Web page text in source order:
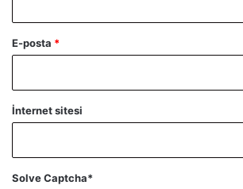
E-posta *
İnternet sitesi
Solve Captcha*